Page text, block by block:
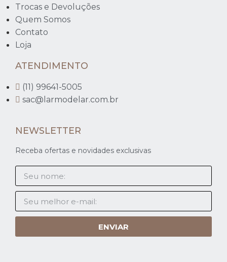
Trocas e Devoluções
Quem Somos
Contato
Loja
ATENDIMENTO
(11) 99641-5005
sac@larmodelar.com.br
NEWSLETTER
Receba ofertas e novidades exclusivas
ENVIAR